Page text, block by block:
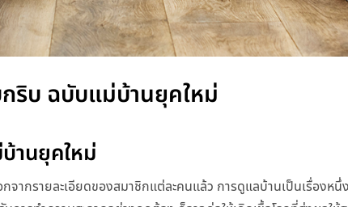
ริบ ฉบับแม่บ้านยุคใหม่
านยุคใหม่
กรายละเอียดของสมาชิกแต่ละคนแล้ว การดูแลบ้านเป็นเรื่องหนึ่ง